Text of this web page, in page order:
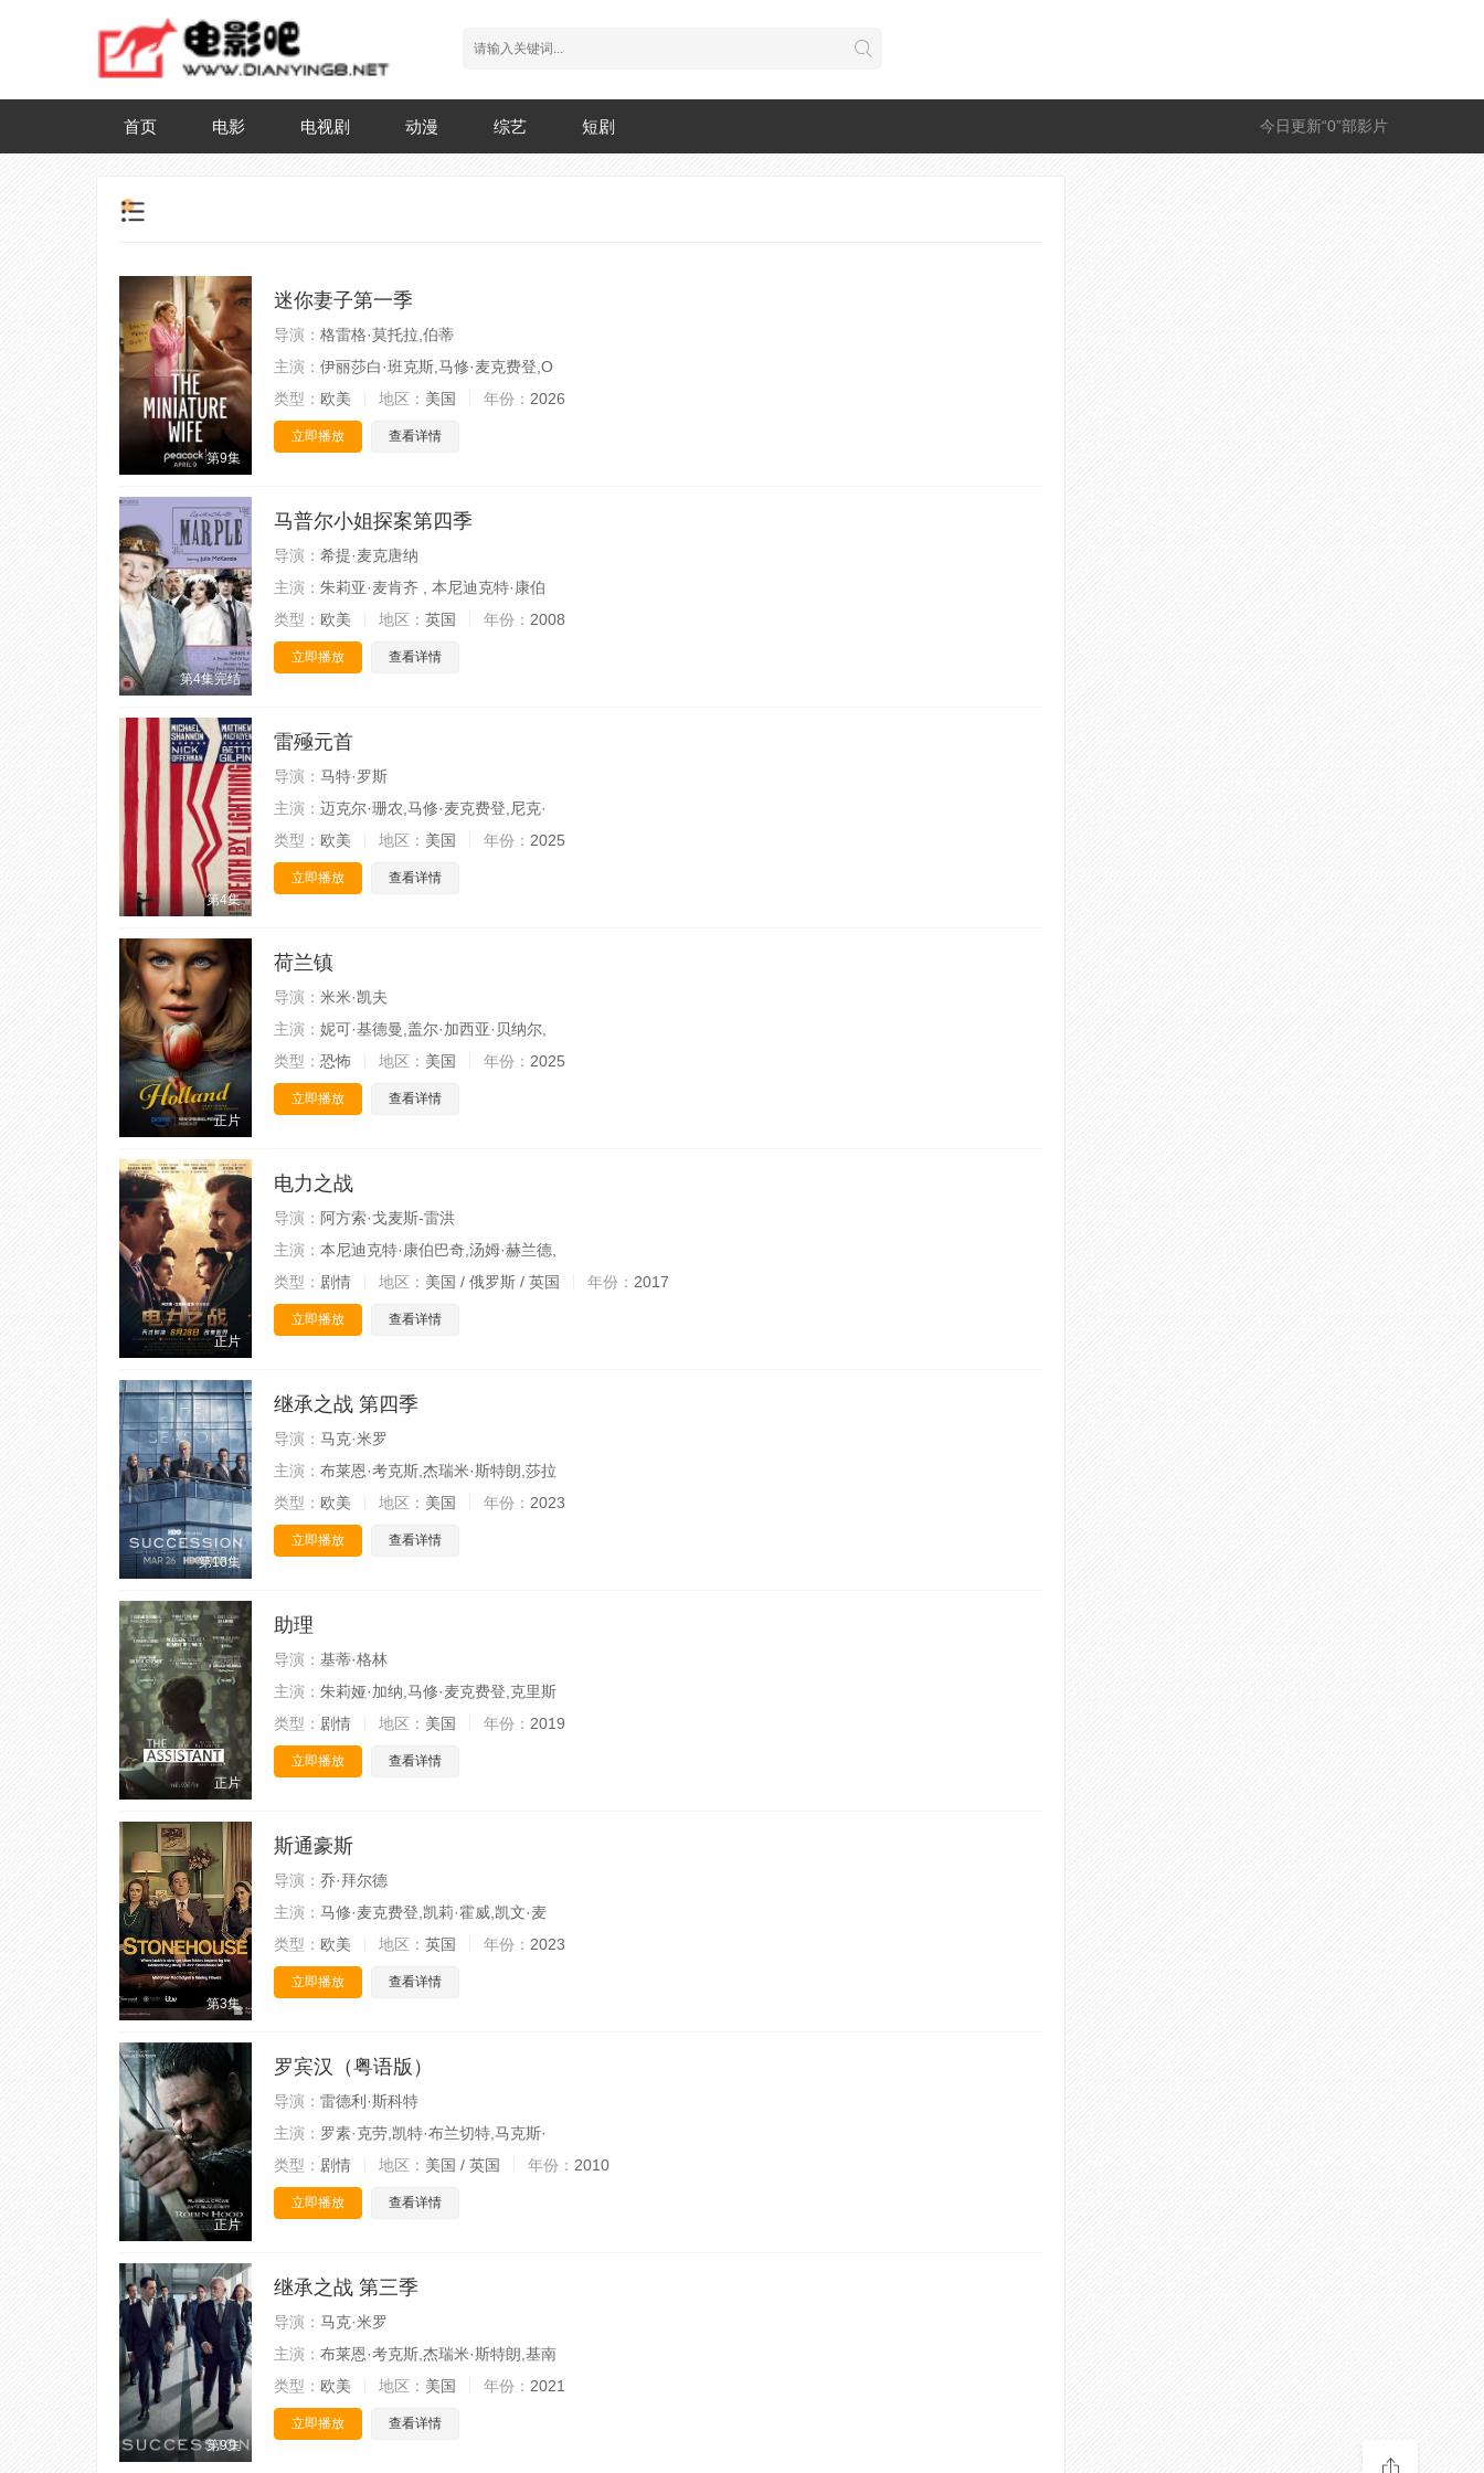
今日更新“0”部影片
首页 电影 电视剧 动漫 综艺 短剧
第9集
迷你妻子第一季
导演： 格雷格·莫托拉,伯蒂
主演： 伊丽莎白·班克斯,马修·麦克费登,O
类型： 欧美 地区： 美国 年份： 2026
立即播放 查看详情
第4集完结
马普尔小姐探案第四季
导演： 希提·麦克唐纳
主演： 朱莉亚·麦肯齐 , 本尼迪克特·康伯
类型： 欧美 地区： 英国 年份： 2008
立即播放 查看详情
第4集
雷殛元首
导演： 马特·罗斯
主演： 迈克尔·珊农,马修·麦克费登,尼克·
类型： 欧美 地区： 美国 年份： 2025
立即播放 查看详情
正片
荷兰镇
导演： 米米·凯夫
主演： 妮可·基德曼,盖尔·加西亚·贝纳尔,
类型： 恐怖 地区： 美国 年份： 2025
立即播放 查看详情
正片
电力之战
导演： 阿方索·戈麦斯-雷洪
主演： 本尼迪克特·康伯巴奇,汤姆·赫兰德,
类型： 剧情 地区： 美国 / 俄罗斯 / 英国 年份： 2017
立即播放 查看详情
第10集
继承之战 第四季
导演： 马克·米罗
主演： 布莱恩·考克斯,杰瑞米·斯特朗,莎拉
类型： 欧美 地区： 美国 年份： 2023
立即播放 查看详情
正片
助理
导演： 基蒂·格林
主演： 朱莉娅·加纳,马修·麦克费登,克里斯
类型： 剧情 地区： 美国 年份： 2019
立即播放 查看详情
第3集
斯通豪斯
导演： 乔·拜尔德
主演： 马修·麦克费登,凯莉·霍威,凯文·麦
类型： 欧美 地区： 英国 年份： 2023
立即播放 查看详情
正片
罗宾汉（粤语版）
导演： 雷德利·斯科特
主演： 罗素·克劳,凯特·布兰切特,马克斯·
类型： 剧情 地区： 美国 / 英国 年份： 2010
立即播放 查看详情
第9集
继承之战 第三季
导演： 马克·米罗
主演： 布莱恩·考克斯,杰瑞米·斯特朗,基南
类型： 欧美 地区： 美国 年份： 2021
立即播放 查看详情